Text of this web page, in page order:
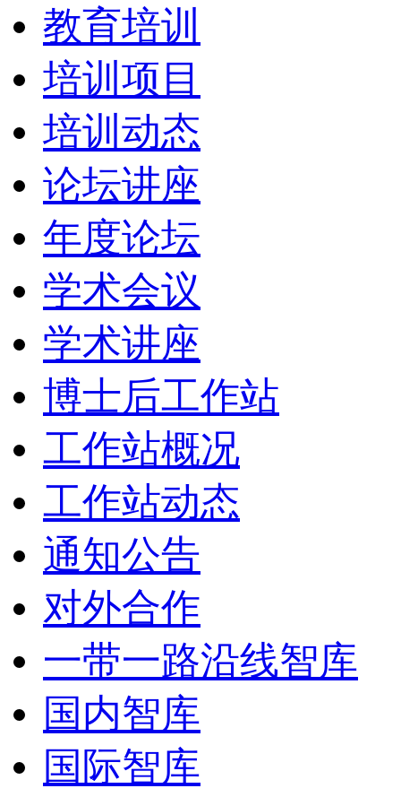
教育培训
培训项目
培训动态
论坛讲座
年度论坛
学术会议
学术讲座
博士后工作站
工作站概况
工作站动态
通知公告
对外合作
一带一路沿线智库
国内智库
国际智库